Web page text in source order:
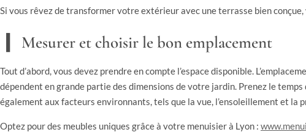
Si vous rêvez de transformer votre extérieur avec une terrasse bien
Mesurer et choisir le bon emplacement
Tout d’abord, vous devez prendre en compte l’espace disponible.
dépendent en grande partie des dimensions de votre jardin. Prenez le temps
également aux facteurs environnants, tels que la vue, l’ensoleillement et la
Optez pour des meubles uniques grâce à votre menuisier à Lyon :